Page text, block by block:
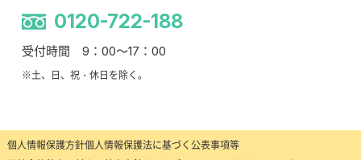
0120-722-188
受付時間 9：00～17：00
※土、日、祝・休日を除く。
個人情報保護方針個人情報保護法に基づく公表事項等